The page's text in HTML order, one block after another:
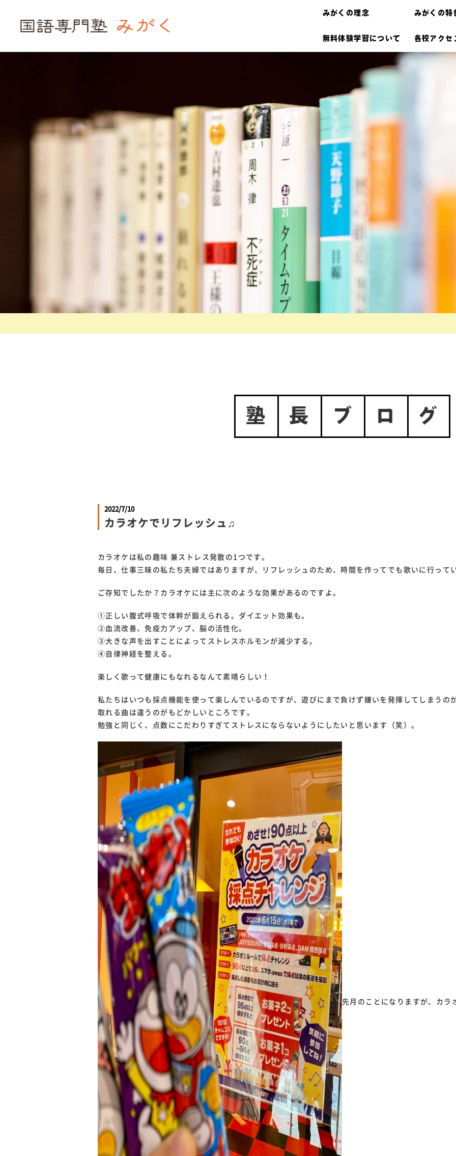
みがくの理念 みがくの特
無料体験学習について 各校アクセ
塾 長 ブ ロ グ
2022/7/10
カラオケでリフレッシュ♫
カラオケは私の趣味 兼ストレス発散の1つです。
毎日、仕事三昧の私たち夫婦ではありますが、リフレッシュのため、時間を作ってでも歌いに行って
ご存知でしたか？カラオケには主に次のような効果があるのですよ。
①正しい腹式呼吸で体幹が鍛えられる。ダイエット効果も。
②血流改善、免疫力アップ、脳の活性化。
③大きな声を出すことによってストレスホルモンが減少する。
④自律神経を整える。
楽しく歌って健康にもなれるなんて素晴らしい！
私たちはいつも採点機能を使って楽しんでいるのですが、遊びにまで負けず嫌いを発揮してしまう
取れる曲は違うのがもどかしいところです。
勉強と同じく、点数にこだわりすぎてストレスにならないようにしたいと思います（笑）。
先月のことになりますが、カ